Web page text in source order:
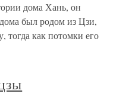
дома Хань, он
был родом из Цзи,
тогда как потомки его